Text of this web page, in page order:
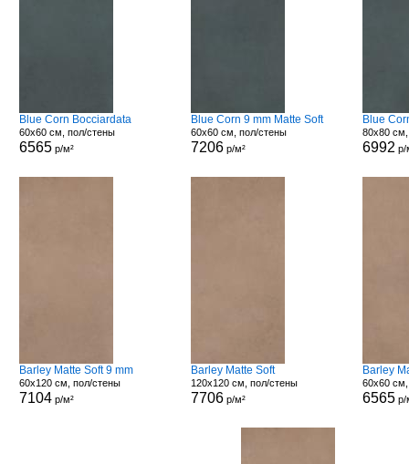
Blue Corn Bocciardata
60x60 см, пол/стены
6565р/м²
Blue Corn 9 mm Matte Soft
60x60 см, пол/стены
7206 р/м²
Blue
80x80
6992 р/
Barley Matte Soft 9 mm
60x120 см, пол/стены
7104р/м²
Barley Matte Soft
120x120 см, пол/стены
7706 р/м²
Barley
60x60
6565 р/